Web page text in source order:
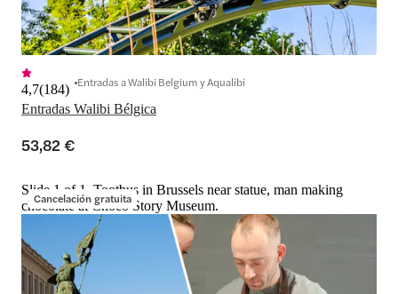
Entradas Walibi Bélgica
4,7(184) Entradas a Walibi Belgium y Aqualibi
53,82 €
Cancelación gratuita
Slide 1 of 1, Tootbus in Brussels near statue, man making
chocolate at Choco Story Museum.